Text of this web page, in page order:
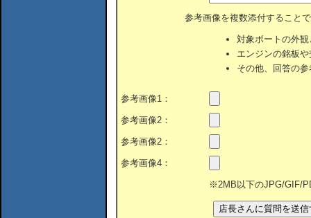
参考画像を複数添付すること
対象ボートの外
エンジンの銘板
その他、回答の
参考画像1：
参考画像2：
参考画像2：
参考画像4：
※2MB以下のJPG/GIF/